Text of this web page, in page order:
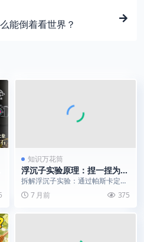
能倒着看世界？
知识万花筒
浮沉子实验原理：捏一捏为什
么会沉会浮？
拆解浮沉子实验：通过帕斯卡定律
与阿基米德原理，揭秘捏压瓶子控
制物体沉浮的奥秘。
7 月前 375